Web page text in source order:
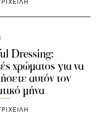
Dressing:
χρώματος για να
αυτόν τον
μήνα